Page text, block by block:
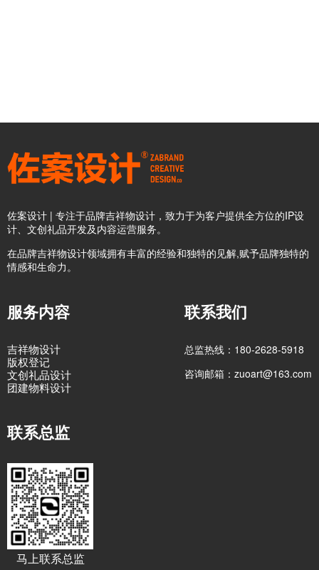
佐案设计 | 专注于品牌吉祥物设计，致力于为客户提供全方位的IP设
计、文创礼品开发及内容运营服务。
在品牌吉祥物设计领域拥有丰富的经验和独特的见解,赋予品牌独特的
情感和生命力。
服务内容
吉祥物设计
版权登记
文创礼品设计
团建物料设计
联系我们
总监热线：180-2628-5918
咨询邮箱：zuoart@163.com
联系总监
马上联系总监